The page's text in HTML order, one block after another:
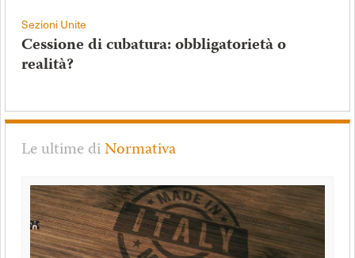
Sezioni Unite
Cessione di cubatura: obbligatorietà o
realità?
Le ultime diNormativa